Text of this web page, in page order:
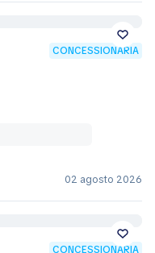
CONCESSIONÁRIA
02 agosto 2026
CONCESSIONÁRIA